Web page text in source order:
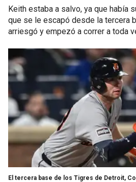
Keith estaba a salvo, ya que había
que se le escapó desde la tercera
arriesgó y empezó a correr a toda
El tercera base de los Tigres de Detroit,